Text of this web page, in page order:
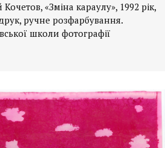
Кочетов, «Зміна караулу», 1992 рік,
ручне розфарбування.
школи фотографії